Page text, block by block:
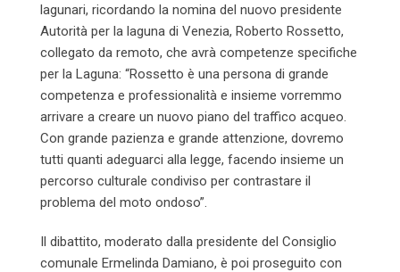
lagunari, ricordando la nomina del nuovo presidente
Autorità per la laguna di Venezia, Roberto Rossetto,
collegato da remoto, che avrà competenze specifiche
per la Laguna: “Rossetto è una persona di grande
competenza e professionalità e insieme vorremmo
arrivare a creare un nuovo piano del traffico acqueo.
Con grande pazienza e grande attenzione, dovremo
tutti quanti adeguarci alla legge, facendo insieme un
percorso culturale condiviso per contrastare il
problema del moto ondoso”.
Il dibattito, moderato dalla presidente del Consiglio
comunale Ermelinda Damiano, è poi proseguito con